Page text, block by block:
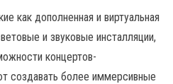
как дополненная и виртуальная
и звуковые инсталляции,
концертов-
создавать более иммерсивные